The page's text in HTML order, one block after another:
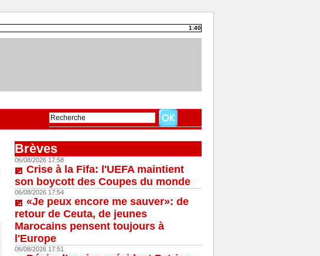
1:40
Brèves
06/08/2026 17:58
Crise à la Fifa: l'UEFA maintient
son boycott des Coupes du monde
06/08/2026 17:54
«Je peux encore me sauver»: de
retour de Ceuta, de jeunes
Marocains pensent toujours à
l'Europe
06/08/2026 17:51